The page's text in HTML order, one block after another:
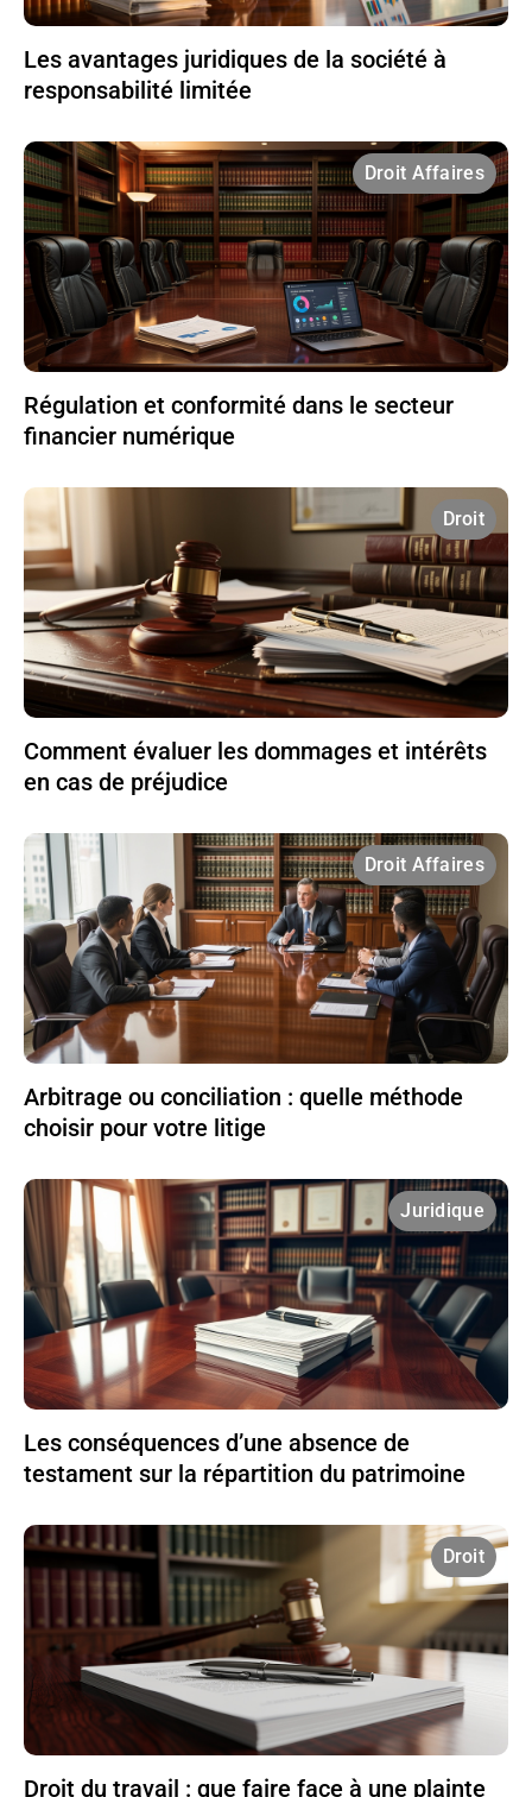
Les avantages juridiques de la société à
responsabilité limitée
Droit Affaires
Régulation et conformité dans le secteur
financier numérique
Droit
Comment évaluer les dommages et intérêts
en cas de préjudice
Droit Affaires
Arbitrage ou conciliation : quelle méthode
choisir pour votre litige
Juridique
Les conséquences d’une absence de
testament sur la répartition du patrimoine
Droit
Droit du travail : que faire face à une plainte